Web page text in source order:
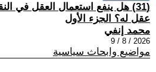
(31) هل ينفع استعمال العقل في
عقل له؟ الجزء الأول
محمد إنفي
2026 / 8 / 9
مواضيع وابحاث سياسية